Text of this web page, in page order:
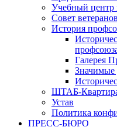
Учебный центр
Совет ветеранов
История
Галерея
Значимые
ШТАБ-
Устав
Политика
ПРЕСС-БЮРО